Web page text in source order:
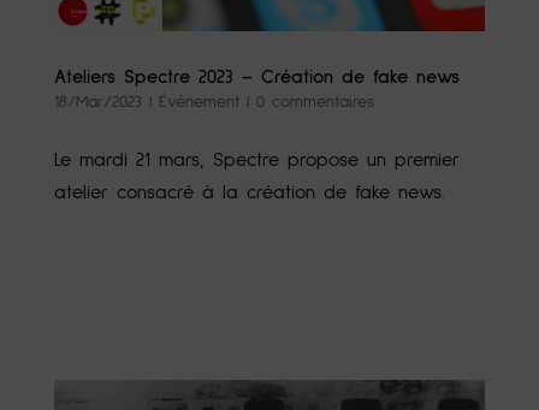
Ateliers Spectre 2023 – Création de fake news
18/Mar/2023 Événement| 0 commentaires
Le mardi 21 mars, Spectre propose un premier
atelier consacré à la création de fake news.